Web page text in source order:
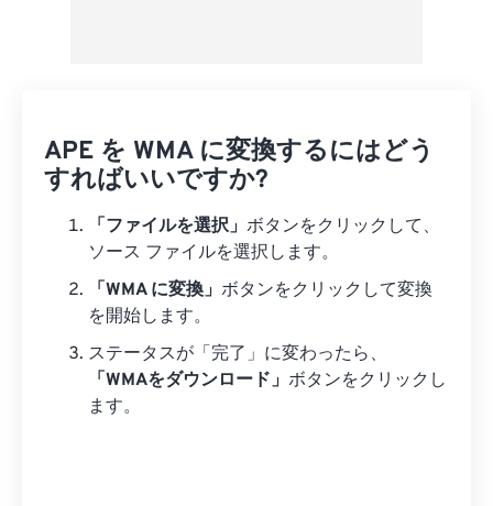
APE を WMA に変換するにはどう
すればいいですか?
「ファイルを選択」 ボタンをクリックして、
ソース ファイルを選択します。
「WMA に変換」 ボタンをクリックして変換
を開始します。
ステータスが「完了」に変わったら、
「WMAをダウンロード」 ボタンをクリックし
ます。